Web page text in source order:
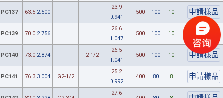
PC137 63.5 2.500
23.9
0.941
500 100 10
PC139 70.0 2.756
26.6
1.047
500 100 10
PC140 73.0 2.874 2-1/2
26.5
1.041
500 100 10
PC141 76.3 3.004 G2-1/2
25.2
0.992
400 80 8
27.6